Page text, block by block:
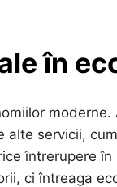
în
servicii,
întrerupere
ci întreaga